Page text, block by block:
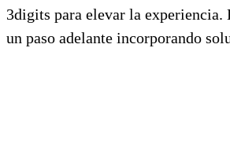
3digits para elevar la experiencia.
un paso adelante incorporando